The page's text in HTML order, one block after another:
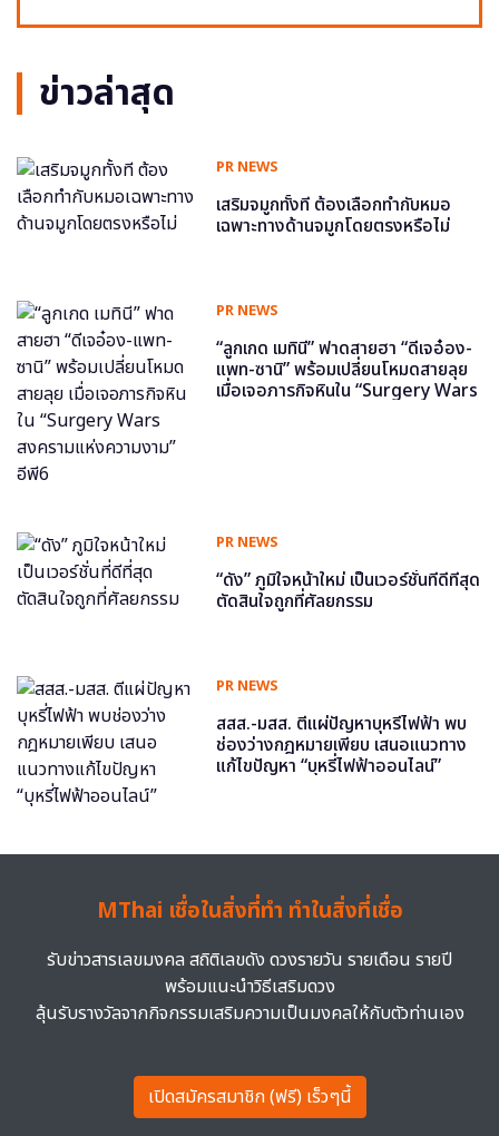
ข่าวล่าสุด
PR NEWS
เสริมจมูกทั้งที ต้องเลือกทำกับหมอ
เฉพาะทางด้านจมูกโดยตรงหรือไม่
PR NEWS
“ลูกเกด เมทินี” ฟาดสายฮา “ดีเจอ๋อง-
แพท-ซานิ” พร้อมเปลี่ยนโหมดสายลุย
เมื่อเจอภารกิจหินใน “Surgery Wars
PR NEWS
“ดัง” ภูมิใจหน้าใหม่ เป็นเวอร์ชั่นที่ดีที่สุด
ตัดสินใจถูกที่ศัลยกรรม
PR NEWS
สสส.-มสส. ตีแผ่ปัญหาบุหรี่ไฟฟ้า พบ
ช่องว่างกฎหมายเพียบ เสนอแนวทาง
แก้ไขปัญหา “บุหรี่ไฟฟ้าออนไลน์”
MThai เชื่อในสิ่งที่ทำ ทำในสิ่งที่เชื่อ
รับข่าวสารเลขมงคล สถิติเลขดัง ดวงรายวัน รายเดือน รายปี
พร้อมแนะนำวิธีเสริมดวง
ลุ้นรับรางวัลจากกิจกรรมเสริมความเป็นมงคลให้กับตัวท่านเอง
เปิดสมัครสมาชิก (ฟรี) เร็วๆนี้